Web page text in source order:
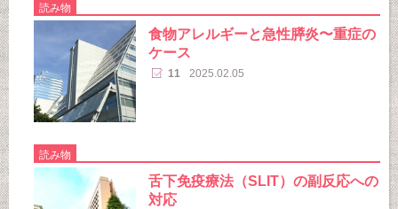
読み物
食物アレルギーと急性膵炎〜重症の
ケース
11 2025.02.05
読み物
舌下免疫療法（SLIT）の副反応への
対応